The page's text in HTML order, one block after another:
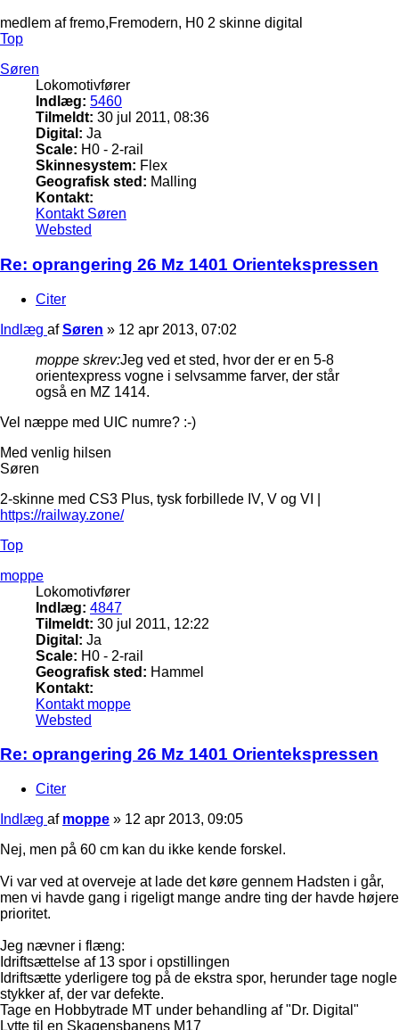
medlem af fremo,Fremodern, H0 2 skinne digital
Top
Søren
Lokomotivfører
Indlæg: 5460
Tilmeldt: 30 jul 2011, 08:36
Digital: Ja
Scale: H0 - 2-rail
Skinnesystem: Flex
Geografisk sted: Malling
Kontakt:
Kontakt Søren
Websted
Re: oprangering 26 Mz 1401 Orientekspressen
Citer
Indlæg afSøren » 12 apr 2013, 07:02
moppe skrev:Jeg ved et sted, hvor der er en 5-8
orientexpress vogne i selvsamme farver, der står
også en MZ 1414.
Vel næppe med UIC numre? :-)
Med venlig hilsen
Søren
2-skinne med CS3 Plus, tysk forbillede IV, V og VI |
https://railway.zone/
Top
moppe
Lokomotivfører
Indlæg: 4847
Tilmeldt: 30 jul 2011, 12:22
Digital: Ja
Scale: H0 - 2-rail
Geografisk sted: Hammel
Kontakt:
Kontakt moppe
Websted
Re: oprangering 26 Mz 1401 Orientekspressen
Citer
Indlæg af moppe » 12 apr 2013, 09:05
Nej, men på 60 cm kan du ikke kende forskel.
Vi var ved at overveje at lade det køre gennem Hadsten i går,
men vi havde gang i rigeligt mange andre ting der havde højere
prioritet.
Jeg nævner i flæng:
Idriftsættelse af 13 spor i opstillingen
Idriftsætte yderligere tog på de ekstra spor, herunder tage nogle
stykker af, der var defekte.
Tage en Hobbytrade MT under behandling af "Dr. Digital"
Lytte til en Skagensbanens M17